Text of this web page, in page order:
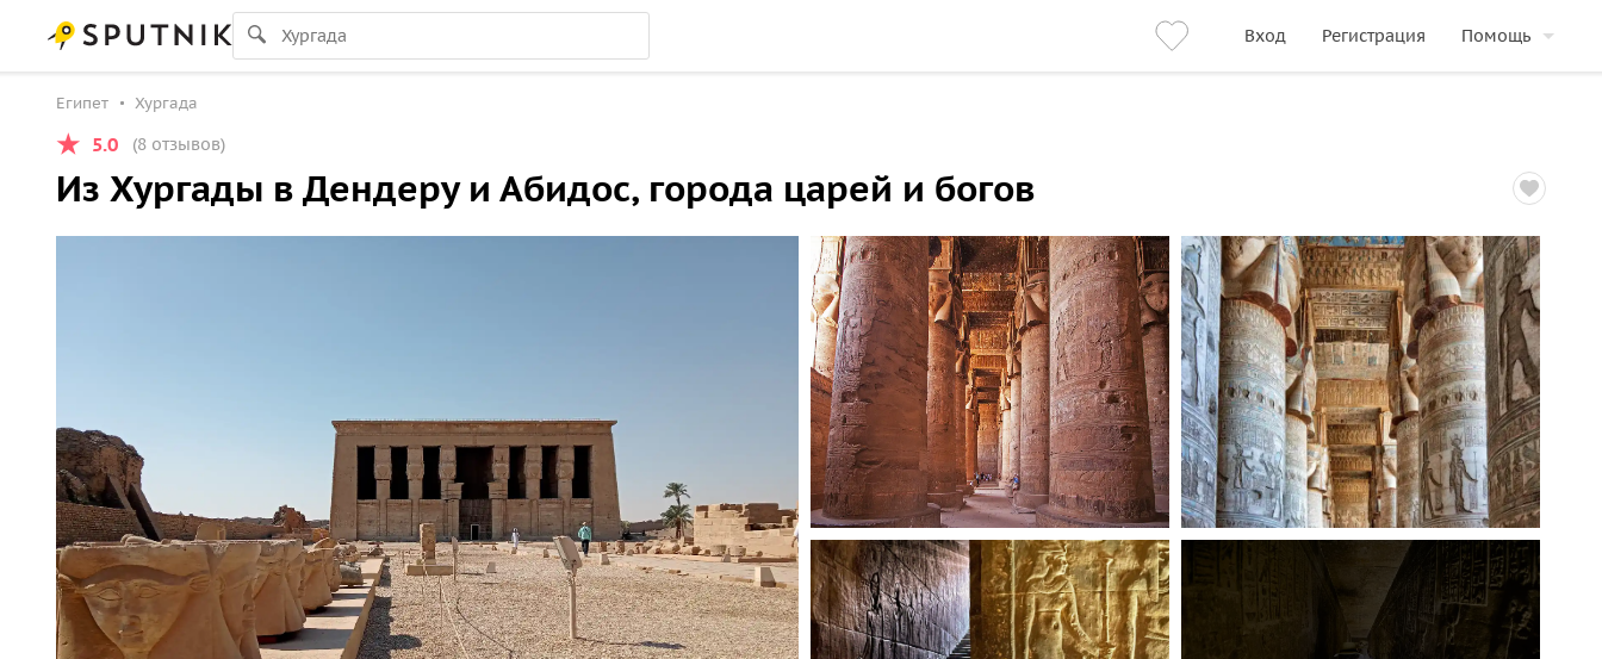
Вход Регистрация Помощь
Египет Хургада
5.0 (8 отзывов)
Из Хургады в Дендеру и Абидос, города царей и богов